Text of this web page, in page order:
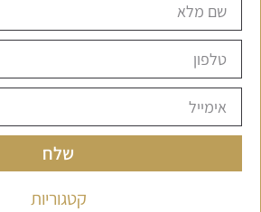
שלח
קטגוריות